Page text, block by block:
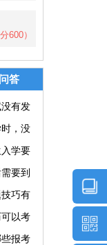
600）
答
有发
，没
学要
要到
巧有
以考
报考